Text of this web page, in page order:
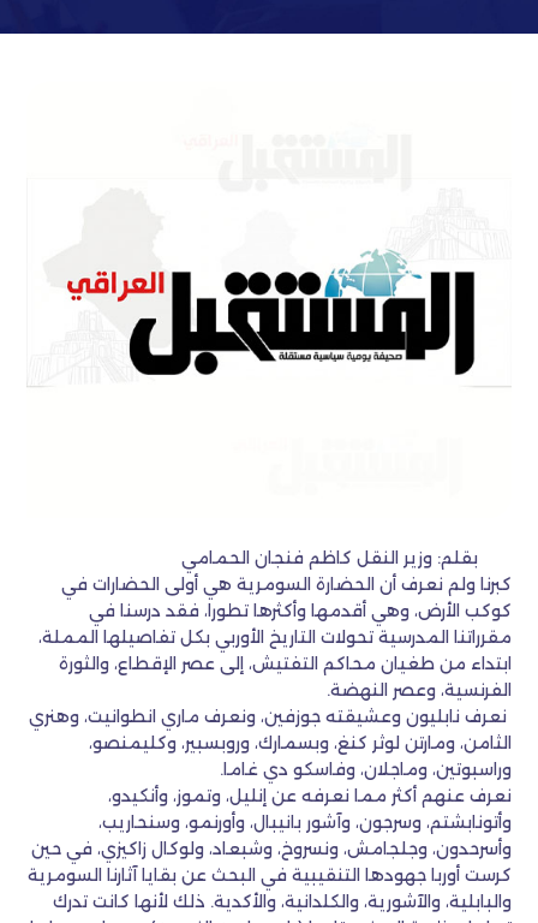
بقلم: وزير النقل كاظم فنجان الحمامي
كبرنا ولم نعرف أن الحضارة السومرية هي أولى الحضارات في
كوكب الأرض، وهي أقدمها وأكثرها تطورا، فقد درسنا في
مقرراتنا المدرسية تحولات التاريخ الأوربي بكل تفاصيلها المملة،
ابتداء من طغيان محاكم التفتيش، إلى عصر الإقطاع، والثورة
الفرنسية، وعصر النهضة.
نعرف نابليون وعشيقته جوزفين، ونعرف ماري انطوانيت، وهنري
الثامن، ومارتن لوثر كنغ، وبسمارك، وروبسبير، وكليمنصو،
وراسبوتين، وماجلان، وفاسكو دي غاما.
نعرف عنهم أكثر مما نعرفه عن إنليل، وتموز، وأنكيدو،
وأتونابشتم، وسرجون، وآشور بانيبال، وأورنمو، وسنحاريب،
وأسرحدون، وجلجامش، ونسروخ، وشبعاد، ولوكال زاكيزي، في حين
كرست أوربا جهودها التنقيبية في البحث عن بقايا آثارنا السومرية
والبابلية، والآشورية، والكلدانية، والأكدية. ذلك لأنها كانت تدرك